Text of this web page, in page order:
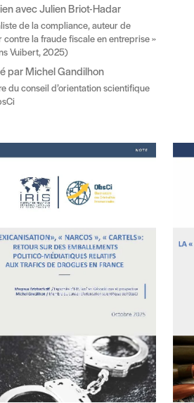
avec Julien Briot-Hadar
de la compliance, auteur de
contre la fraude fiscale en entreprise »
Vuibert, 2025)
par Michel Gandilhon
du conseil d’orientation scientifique